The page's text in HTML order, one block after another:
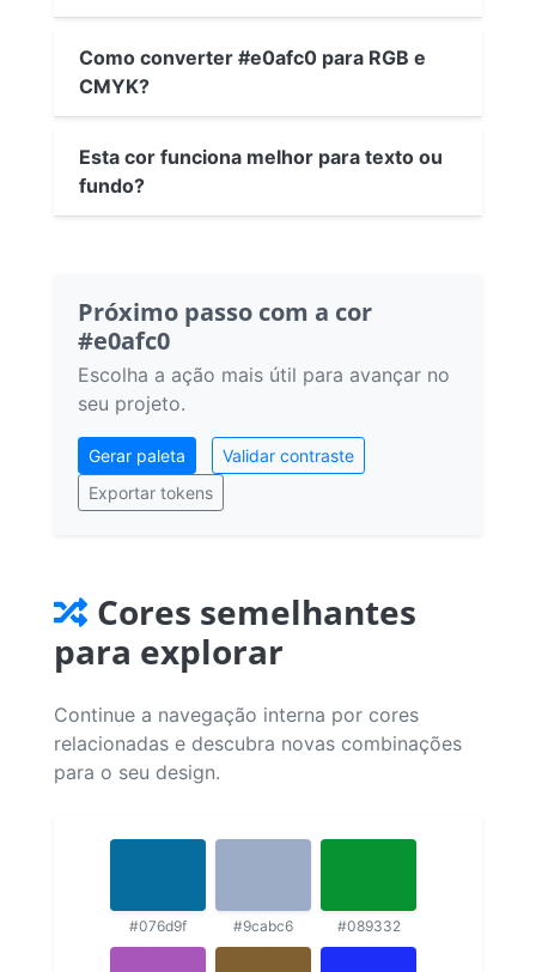
Como converter #e0afc0 para RGB e
CMYK?
Esta cor funciona melhor para texto ou
fundo?
Próximo passo com a cor
#e0afc0
Escolha a ação mais útil para avançar no
seu projeto.
Gerar paleta
Validar contraste
Exportar tokens
Cores semelhantes
para explorar
Continue a navegação interna por cores
relacionadas e descubra novas combinações
para o seu design.
#076d9f #9cabc6 #089332